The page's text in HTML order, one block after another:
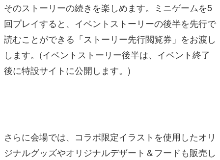
そのストーリーの続きを楽しめます。ミニゲームを5
回プレイすると、イベントストーリーの後半を先行で
読むことができる「ストーリー先行閲覧券」をお渡し
します。(イベントストーリー後半は、イベント終了
後に特設サイトに公開します。)
さらに会場では、コラボ限定イラストを使用したオリ
ジナルグッズやオリジナルデザート＆フードも販売し